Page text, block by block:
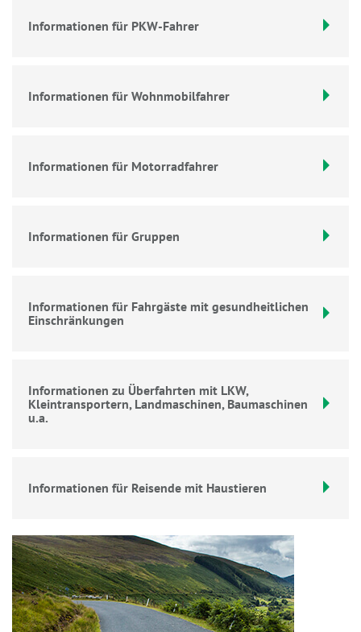
Informationen für PKW-Fahrer
Informationen für Wohnmobilfahrer
Informationen für Motorradfahrer
Informationen für Gruppen
Informationen für Fahrgäste mit gesundheitlichen
Einschränkungen
Informationen zu Überfahrten mit LKW,
Kleintransportern, Landmaschinen, Baumaschinen
u.a.
Informationen für Reisende mit Haustieren